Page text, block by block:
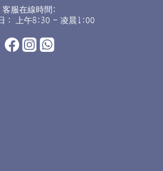
客服在線時間:
： 上午8:30 - 凌晨1:00